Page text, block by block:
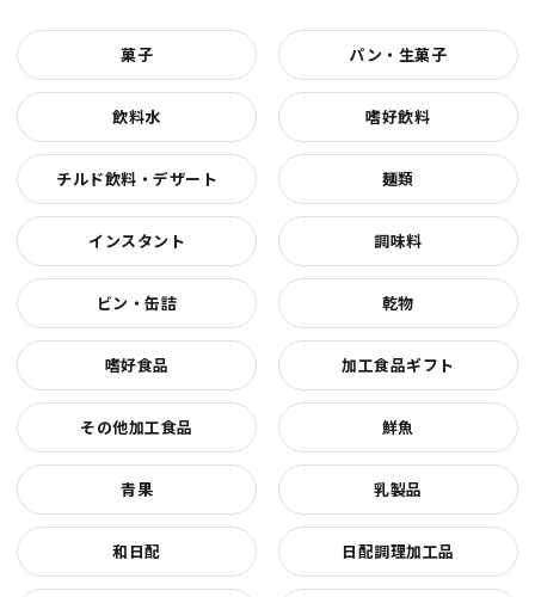
菓子 パン・生菓子
飲料水 嗜好飲料
チルド飲料・デザート 麺類
インスタント 調味料
ビン・缶詰 乾物
嗜好食品 加工食品ギフト
その他加工食品 鮮魚
青果 乳製品
和日配 日配調理加工品